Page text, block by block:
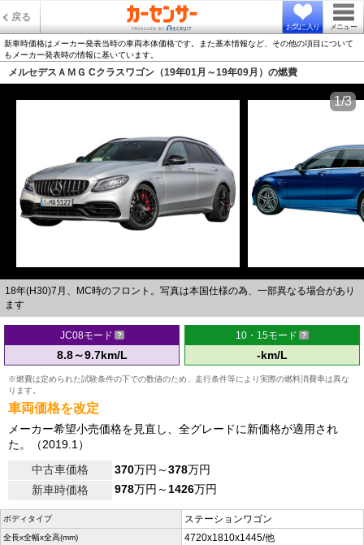
戻る
お気に入り メニュー
新車時価格はメーカー発表当時の車両本体価格です。また基本情報など、その他の項目について
もメーカー発表時の情報に基いています。
メルセデスＡＭＧ Cクラスワゴン（19年01月～19年09月）の燃費
18年(H30)7月、MC時のフロント。写真は本国仕様の為、一部異なる場合があり
ます
1/3
JC08モード
8.8～9.7km/L
10・15モード
-km/L
※燃費は定められた試験条件の下での数値のため、走行条件等により実際の燃料消費率は異な
ります。
車両価格を改定
メーカー希望小売価格を見直し、全グレードに新価格が適用され
た。（2019.1）
中古車価格
370万円～378万円
新車時価格
978万円～1426万円
ボディタイプ ステーションワゴン
全長x全幅x全高(mm) 4720x1810x1445/他